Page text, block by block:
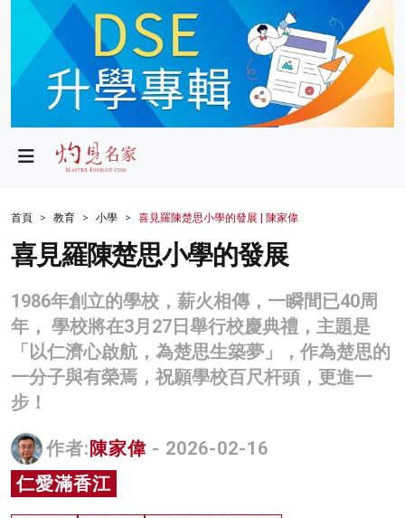
政局
財經
生活
商業
科技
影片
名家榜
灼見活動
首頁 教育 小學 喜見羅陳楚思小學的發展 | 陳家偉
喜見羅陳楚思小學的發展
1986年創立的學校，薪火相傳，一瞬間已40周
年， 學校將在3月27日舉行校慶典禮，主題是
「以仁濟心啟航，為楚思生築夢」，作為楚思的
一分子與有榮焉，祝願學校百尺杆頭，更進一
步！
作者: 陳家偉 - 2026-02-16
仁愛滿香江